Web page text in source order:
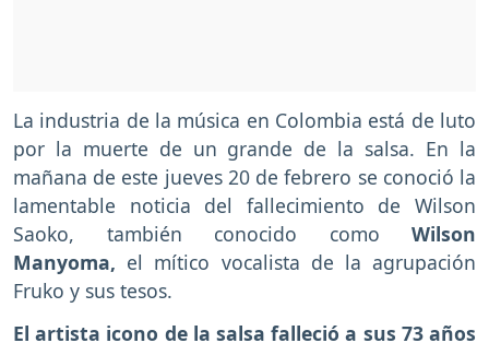
La industria de la música en Colombia está de luto
por la muerte de un grande de la salsa. En la
mañana de este jueves 20 de febrero se conoció la
lamentable noticia del fallecimiento de Wilson
Saoko, también conocido como Wilson
Manyoma, el mítico vocalista de la agrupación
Fruko y sus tesos.
El artista icono de la salsa falleció a sus 73 años